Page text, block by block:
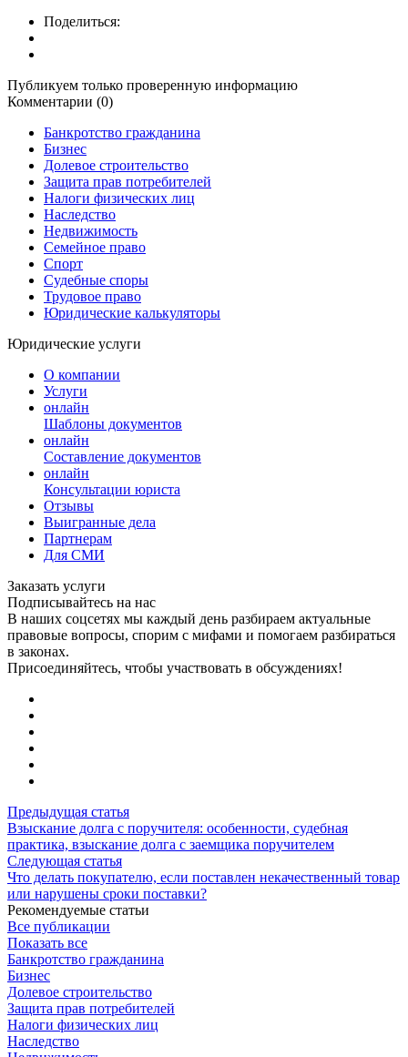
Поделиться:
Публикуем только проверенную информацию
Комментарии (0)
Банкротство гражданина
Бизнес
Долевое строительство
Защита прав потребителей
Налоги физических лиц
Наследство
Недвижимость
Семейное право
Спорт
Судебные споры
Трудовое право
Юридические калькуляторы
Юридические услуги
О компании
Услуги
онлайн
Шаблоны документов
онлайн
Составление документов
онлайн
Консультации юриста
Отзывы
Выигранные дела
Партнерам
Для СМИ
Заказать услуги
Подписывайтесь на нас
В наших соцсетях мы каждый день разбираем актуальные
правовые вопросы, спорим с мифами и помогаем разбираться
в законах.
Присоединяйтесь, чтобы участвовать в обсуждениях!
Предыдущая статья
Взыскание долга с поручителя: особенности, судебная
практика, взыскание долга с заемщика поручителем
Следующая статья
Что делать покупателю, если поставлен некачественный товар
или нарушены сроки поставки?
Рекомендуемые статьи
Все публикации
Показать все
Банкротство гражданина
Бизнес
Долевое строительство
Защита прав потребителей
Налоги физических лиц
Наследство